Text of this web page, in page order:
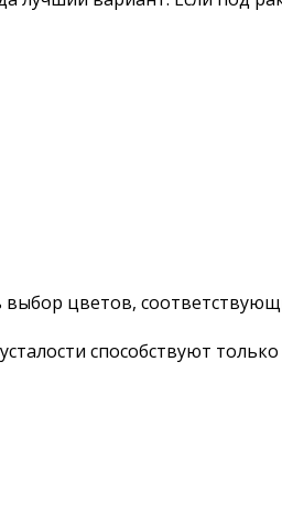
цветов,
способствуют